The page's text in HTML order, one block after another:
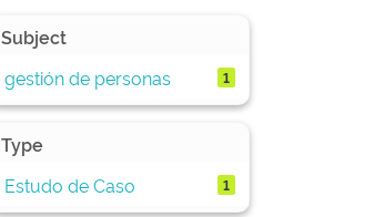
Subject
gestión de personas
1
Type
Estudo de Caso
1